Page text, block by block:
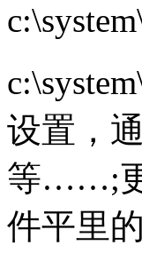
设置，
等……;更
件平里